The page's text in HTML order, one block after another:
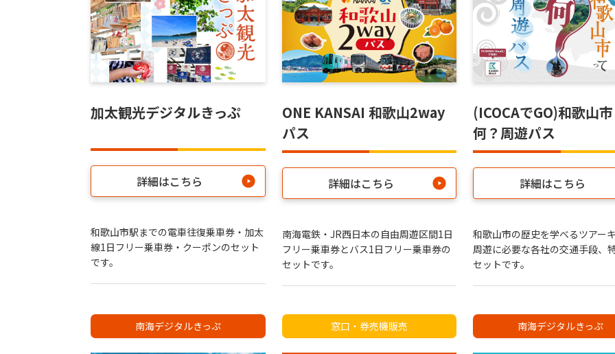
加太観光デジタルきっぷ
詳細はこちら
和歌山市駅までの電車往復乗車券・加太
線1日フリー乗車券・クーポンのセット
です。
ONE KANSAI 和歌山2way
パス
詳細はこちら
南海電鉄・JR西日本の自由周遊区間1日
フリー乗車券とバス1日フリー乗車券の
セットです。
(ICOCAでGO)和歌山
何？周遊パス
詳細はこちら
和歌山市の歴史を学べるツアー
周遊に必要な各社の交通手段、
セットです。
南海デジタルきっぷ 窓口・券売機販売 南海デジタルきっぷ